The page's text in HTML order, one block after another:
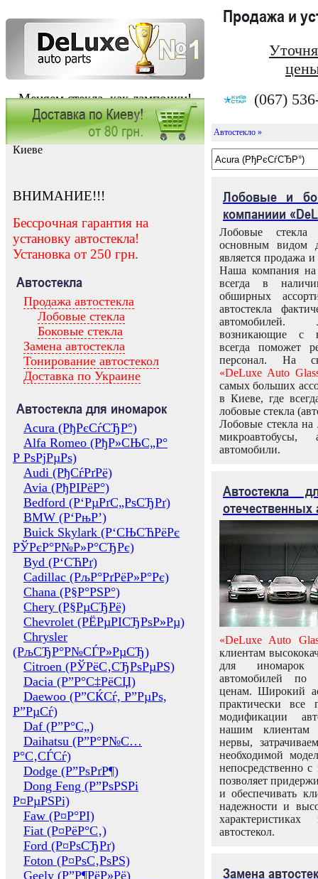
Меняем стекла, как лампочки!
Продажа и
(067)
Заказать установку автостекла в
Киеве
ВНИМАНИЕ!!!
Бессрочная гарантия на
установку автостекла!
Установка от 250 грн.
Автостекла
Продажа автостекла
Лобовые стекла
Боковые стекла
Замена автостекла
Тонирование автостекол
Доставка по Украине
Автостекла для иномарок
Acura (РђРєСѓСЂР°)
Alfa Romeo (РђР»СЊС„Р°
Р РѕРјРµРѕ)
Audi (РђСѓРґРё)
Avia (РђРІРёР°)
Bedford (Р‘РµРґС„РѕСЂРґ)
BMW (Р‘РњР’)
Buick Skylark (Р‘СЊСЋРёРє
РЎРєР°Р№Р»Р°СЂРє)
Byd (Р‘СЋРґ)
Cadillac (РљР°РґРёР»Р°Рє)
Chana (Р§Р°РЅР°)
Chery (Р§РµСЂРё)
Chevrolet (РЁРµРІСЂРѕР»Рµ)
Chrysler
(РљСЂР°Р№СЃР»РµСЂ)
Citroen (РЎРёС‚СЂРѕРµРЅ)
Dacia (Р”Р°С‡РёСЏ)
Daewoo (Р”СЌСѓ, Р”РµРѕ,
Р”РµСѓ)
Daf (Р”Р°С„)
Daihatsu (Р”Р°Р№С…
Р°С‚СЃСѓ)
Dodge (Р”РѕРґР¶)
Dong Feng (Р”РѕРЅРі
Р¤РµРЅРі)
Faw (Р¤Р°РІ)
Fiat (Р¤РёР°С‚)
Ford (Р¤РѕСЂРґ)
Foton (Р¤РѕС‚РѕРЅ)
Geely (Р”Р¶РёР»Рё)
Автостекло »
Лобовые и
компаниии
Лобовые
основным видом
является продажа и
Наша компания на
всегда в
обширных
автостекла
возникающие с
всегда поможет
персонал. На
«DeLuxe Auto
самых больших
в Киеве, где
лобовые стекла
Лобовые стекла на
микроавтобусы,
автомобили.
Автостекла
отечественных
«DeLuxe Auto
клиентам
для иномарок
автомобилей
ценам. Широкий
практически все
модификации
нашим клиентам
нервы,
необходимой
непосредственно
позволяет
и обеспечивать
надежности и
автостекол.
Замена